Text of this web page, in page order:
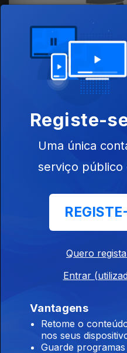
Registe-
Uma única
serviço público
Quero
Entrar
Vantagens
Retome o
nos seus
Guarde